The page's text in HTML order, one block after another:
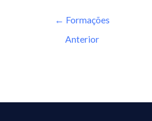
← Formações
Anterior